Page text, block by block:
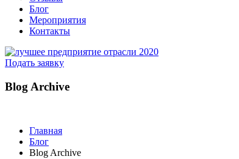
Блог
Мероприятия
Контакты
Подать заявку
Blog Archive
Главная
Блог
Blog Archive